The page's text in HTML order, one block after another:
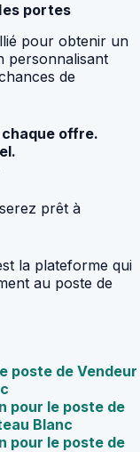
portes
pour obtenir un
personnalisant
de
offre.
prêt à
la plateforme qui
au poste de
poste de Vendeur
pour le poste de
Blanc
pour le poste de